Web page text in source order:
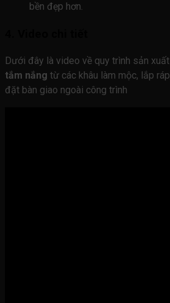
bền đẹp hơn.
Dưới đây là video về quy trình sản
tắm nắng từ các khâu làm mộc, lắp
đặt bàn giao ngoài công trình